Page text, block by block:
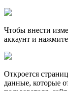
Чтобы внести
аккаунт и
Откроется
данные, которые